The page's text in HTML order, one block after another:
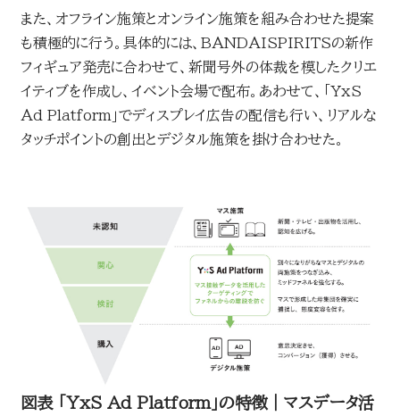
また、オフライン施策とオンライン施策を組み合わせた提案
も積極的に行う。具体的には、BANDAISPIRITSの新作
フィギュア発売に合わせて、新聞号外の体裁を模したクリエ
イティブを作成し、イベント会場で配布。あわせて、「YxS
Ad Platform」でディスプレイ広告の配信も行い、リアルな
タッチポイントの創出とデジタル施策を掛け合わせた。
図表 「YxS Ad Platform」の特徴｜マスデータ活